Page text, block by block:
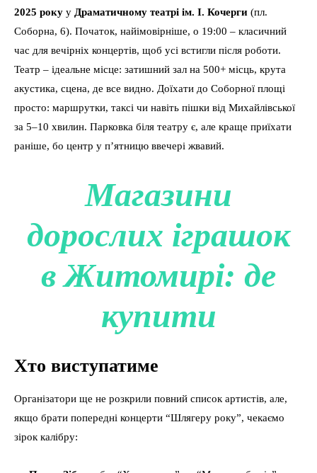
2025 року у Драматичному театрі ім. І. Кочерги (пл.
Соборна, 6). Початок, найімовірніше, о 19:00 – класичний
час для вечірніх концертів, щоб усі встигли після роботи.
Театр – ідеальне місце: затишний зал на 500+ місць, крута
акустика, сцена, де все видно. Доїхати до Соборної площі
просто: маршрутки, таксі чи навіть пішки від Михайлівської
за 5–10 хвилин. Парковка біля театру є, але краще приїхати
раніше, бо центр у п’ятницю ввечері жвавий.
Магазини
дорослих іграшок
в Житомирі: де
купити
Хто виступатиме
Організатори ще не розкрили повний список артистів, але,
якщо брати попередні концерти “Шлягеру року”, чекаємо
зірок калібру: